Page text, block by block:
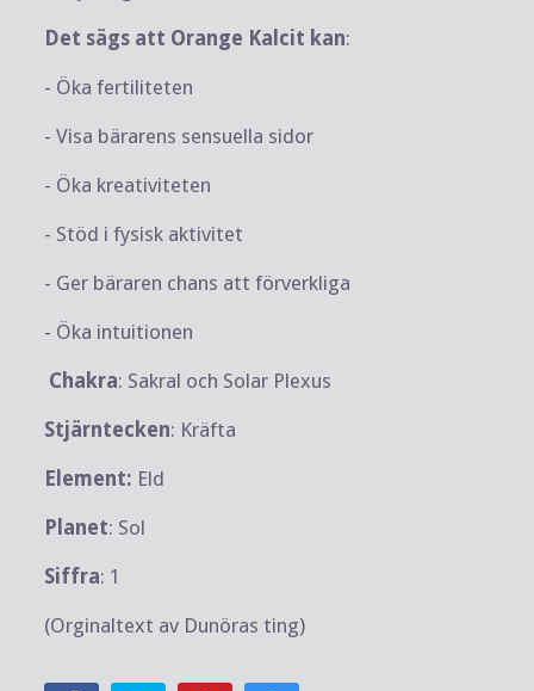
Det sägs att Orange Kalcit kan:
- Öka fertiliteten
- Visa bärarens sensuella sidor
- Öka kreativiteten
- Stöd i fysisk aktivitet
- Ger bäraren chans att förverkliga
- Öka intuitionen
Chakra: Sakral och Solar Plexus
Stjärntecken: Kräfta
Element: Eld
Planet: Sol
Siffra: 1
(Orginaltext av Dunöras ting)